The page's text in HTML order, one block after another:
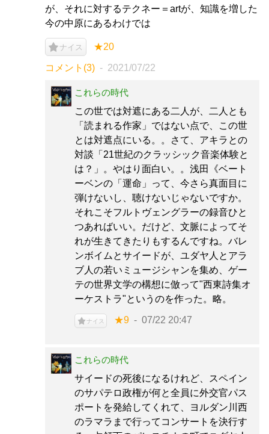
が、それに対するテクネー＝artが、知識を増した
今の中原にあるわけでは
ナイス ★20
コメント(3) 2021/07/22
これらの時代
この世では対遮にある二人が、二人とも
「読まれる作家」ではない点で、この世
とは対遮点にいる。。さて、アキラとの
対談「21世紀のクラッシック音楽体験と
は？」。やはり面白い。。浅田《ベート
ーベンの「運命」って、今さら真面目に
弾けないし、聴けないじゃないですか。
それこそフルトヴェングラーの録音ひと
つあればいい。だけど、文脈によってそ
れが生きてきたりもするんですね。バレ
ンボイムとサイードが、ユダヤ人とアラ
ブ人の若いミュージシャンを集め、ゲー
テの世界文学の構想に倣って"西東詩集オ
ーケストラ"というのを作った。略。
ナイス ★9 07/22 20:47
これらの時代
サイードの死後になるけれど、スペイン
のサパテロ政権が何と全員に外交官パス
ポートを発給してくれて、ヨルダン川西
のラマラまで行ってコンサートを決行す